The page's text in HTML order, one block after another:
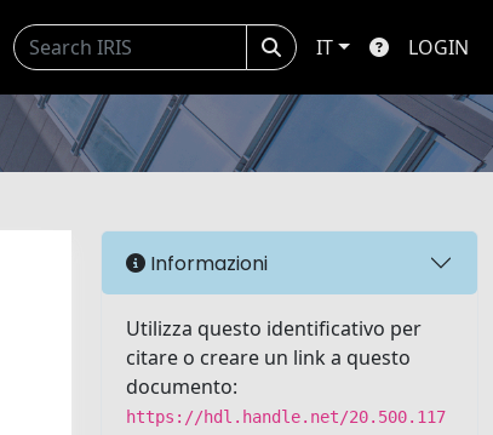
IT LOGIN
Informazioni
Utilizza questo identificativo per
citare o creare un link a questo
documento:
https://hdl.handle.net/20.500.117